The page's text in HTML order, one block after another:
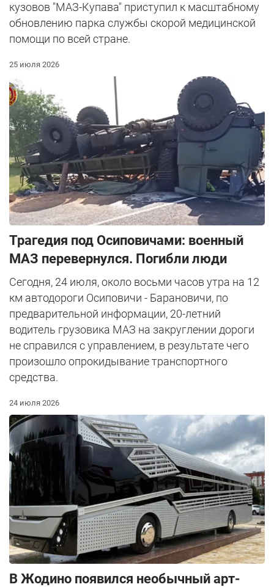
кузовов "МАЗ-Купава" приступил к масштабному
обновлению парка службы скорой медицинской
помощи по всей стране.
25 июля 2026
Трагедия под Осиповичами: военный
МАЗ перевернулся. Погибли люди
Сегодня, 24 июля, около восьми часов утра на 12
км автодороги Осиповичи - Барановичи, по
предварительной информации, 20-летний
водитель грузовика МАЗ на закруглении дороги
не справился с управлением, в результате чего
произошло опрокидывание транспортного
средства.
24 июля 2026
В Жодино появился необычный арт-